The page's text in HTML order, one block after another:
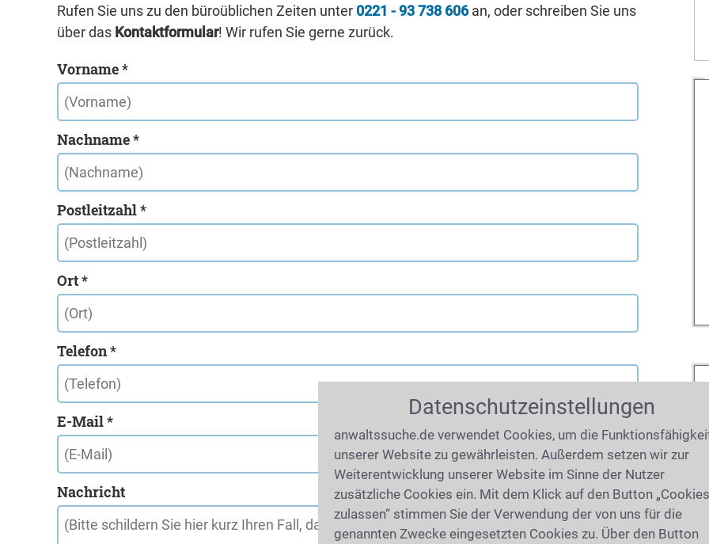
Rufen Sie uns zu den büroüblichen Zeiten unter 0221 - 93 738 606an, oder schreiben Sie uns
über das Kontaktformular! Wir rufen Sie gerne zurück.
Vorname *
Nachname *
Postleitzahl *
Ort *
Telefon *
E-Mail *
Nachricht
Datenschutzeinstellungen
anwaltssuche.de verwendet Cookies, um die
unserer Website zu gewährleisten. Außerdem setzen wir zur
Weiterentwicklung unserer Website im Sinne der Nutzer
zusätzliche Cookies ein. Mit dem Klick auf den Button „Cookies
zulassen“ stimmen Sie der Verwendung der von uns für die
genannten Zwecke eingesetzten Cookies zu. Über den Button